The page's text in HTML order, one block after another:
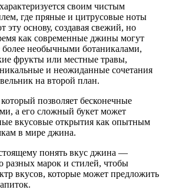
своим чистым
где пряные и цитрусовые ноты
эту основу, создавая свежий, но
как современные джины могут
более необычными ботаникалами,
фрукты или местные травы,
и неожиданные сочетания
на второй план.
позволяет бесконечные
а его сложный букет может
вкусовые открытия как опытным
в мире джина.
понять вкус джина —
разных марок и стилей, чтобы
вкусов, которые может предложить